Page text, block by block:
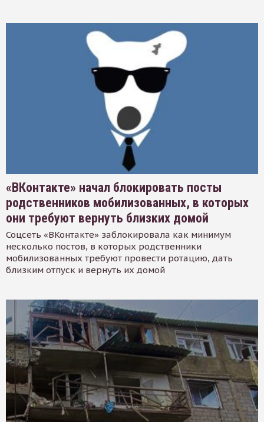
«ВКонтакте» начал блокировать посты
родственников мобилизованных, в которых
они требуют вернуть близких домой
Соцсеть «ВКонтакте» заблокировала как минимум
несколько постов, в которых родственники
мобилизованных требуют провести ротацию, дать
близким отпуск и вернуть их домой